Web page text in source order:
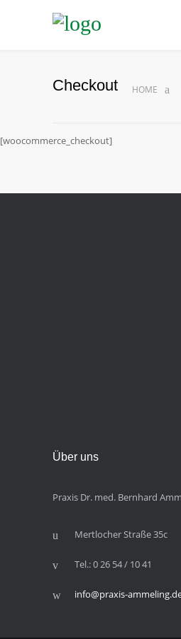
Checkout HOME
[woocommerce_checkout]
Über uns
Praxis Dr. med. Bernhard
Mertlocher Straße 35c
Tel.: 0 26 54 / 10 41
info@praxis-